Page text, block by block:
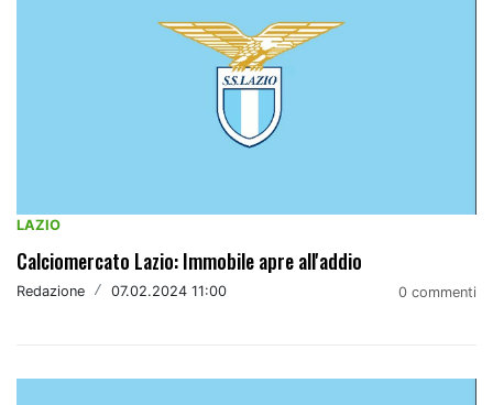
LAZIO
Calciomercato Lazio: Immobile apre all'addio
Redazione / 07.02.2024 11:00 0 commenti